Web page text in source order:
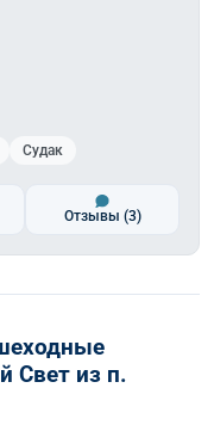
Судак
Отзывы (3)
Свет из п.